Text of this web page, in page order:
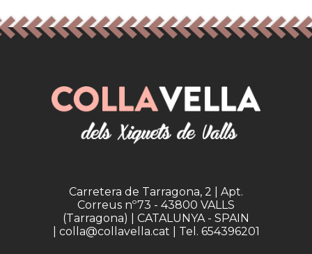
Carretera de Tarragona, 2 | Apt.
Correus nº73 - 43800 VALLS
(Tarragona) | CATALUNYA - SPAIN
| colla@collavella.cat | Tel. 654396201